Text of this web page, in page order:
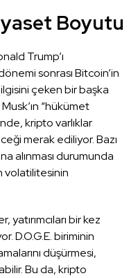
Boyutu
Trump’ı
sonrası Bitcoin’in
çeken bir başka
“hükümet
kripto varlıklar
merak ediliyor. Bazı
alınması durumunda
volatilitesinin
bir kez
D.O.G.E. biriminin
düşürmesi,
Bu da, kripto